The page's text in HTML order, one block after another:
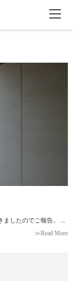
龍川です。 先日、「みなべの家」の現場監理に行ってきましたのでご報告。 ...
≫Read More